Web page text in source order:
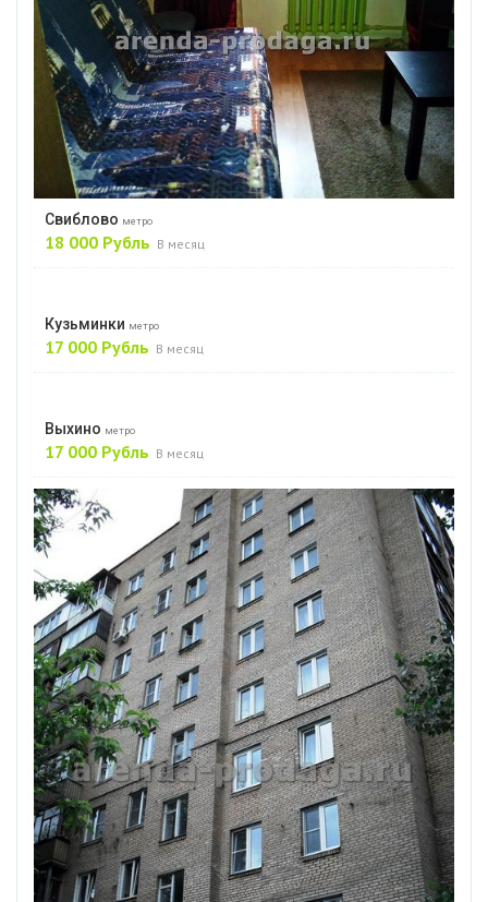
Свиблово метро
18 000 Рубль В месяц
Кузьминки метро
17 000 Рубль В месяц
Выхино метро
17 000 Рубль В месяц